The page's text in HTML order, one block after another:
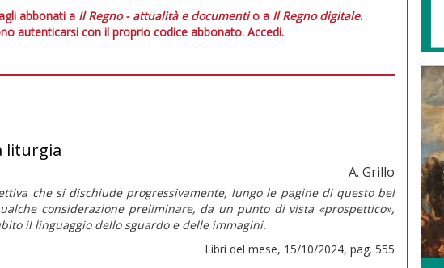
abbonati a Il Regno - attualità e documentio a Il Regno digitale.
autenticarsi con il proprio codice abbonato. Accedi.
liturgia
A. Grillo
che si dischiude progressivamente, lungo le pagine di questo bel
considerazione preliminare, da un punto di vista «prospettico»,
il linguaggio dello sguardo e delle immagini.
Libri del mese, 15/10/2024, pag. 555